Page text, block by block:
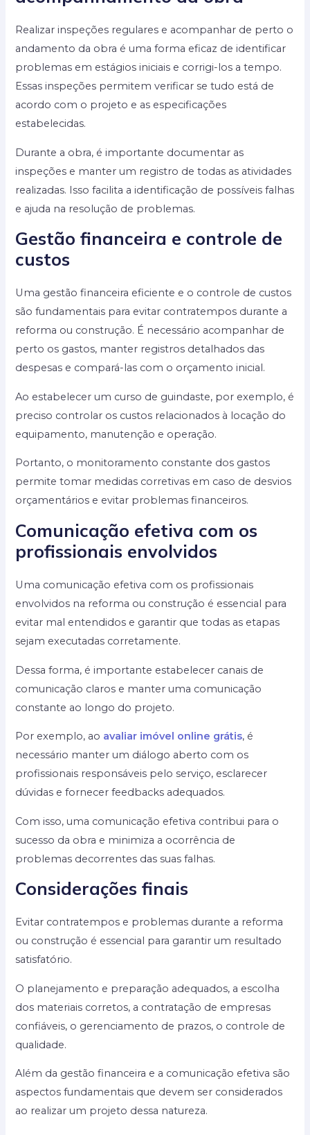
Realizar inspeções regulares e acompanhar de perto o
andamento da obra é uma forma eficaz de identificar
problemas em estágios iniciais e corrigi-los a tempo.
Essas inspeções permitem verificar se tudo está de
acordo com o projeto e as especificações
estabelecidas.
Durante a obra, é importante documentar as
inspeções e manter um registro de todas as atividades
realizadas. Isso facilita a identificação de possíveis falhas
e ajuda na resolução de problemas.
Gestão financeira e controle de
custos
Uma gestão financeira eficiente e o controle de custos
são fundamentais para evitar contratempos durante a
reforma ou construção. É necessário acompanhar de
perto os gastos, manter registros detalhados das
despesas e compará-las com o orçamento inicial.
Ao estabelecer um curso de guindaste, por exemplo, é
preciso controlar os custos relacionados à locação do
equipamento, manutenção e operação.
Portanto, o monitoramento constante dos gastos
permite tomar medidas corretivas em caso de desvios
orçamentários e evitar problemas financeiros.
Comunicação efetiva com os
profissionais envolvidos
Uma comunicação efetiva com os profissionais
envolvidos na reforma ou construção é essencial para
evitar mal entendidos e garantir que todas as etapas
sejam executadas corretamente.
Dessa forma, é importante estabelecer canais de
comunicação claros e manter uma comunicação
constante ao longo do projeto.
Por exemplo, ao avaliar imóvel online grátis, é
necessário manter um diálogo aberto com os
profissionais responsáveis pelo serviço, esclarecer
dúvidas e fornecer feedbacks adequados.
Com isso, uma comunicação efetiva contribui para o
sucesso da obra e minimiza a ocorrência de
problemas decorrentes das suas falhas.
Considerações finais
Evitar contratempos e problemas durante a reforma
ou construção é essencial para garantir um resultado
satisfatório.
O planejamento e preparação adequados, a escolha
dos materiais corretos, a contratação de empresas
confiáveis, o gerenciamento de prazos, o controle de
qualidade.
Além da gestão financeira e a comunicação efetiva são
aspectos fundamentais que devem ser considerados
ao realizar um projeto dessa natureza.